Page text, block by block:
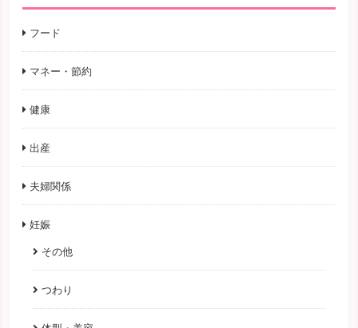
フード
マネー・節約
健康
出産
夫婦関係
妊娠
その他
つわり